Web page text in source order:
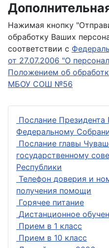
Дополнительная
Нажимая кнопку
обработку Ваших
соответствии с
от 27.07.2006 "О
Положением об
МБОУ СОШ №56
Послание
Федеральному
Послание главы
государственному
Республики
Телефон доверия и
получения помощи
Горячее питание
Дистанционное
Прием в 1 класс
Прием в 10 класс